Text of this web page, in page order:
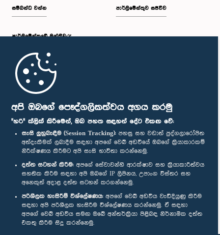
අපි ඔබගේ පෞද්ගලිකත්වය අගය කරමු
"හරි" ක්ලික් කිරීමෙන්, ඔබ පහත සඳහන් දේට එකඟ වේ:
සැසි ලුහුබැඳීම (Session Tracking): පහසු සහ වඩාත් පුද්ගලාරෝපිත
අත්දැකීමක් ලබාදීම සඳහා අපගේ වෙබ් අඩවියේ ඔබගේ ක්‍රියාකාරකම්
නිරීක්ෂණය කිරීමට අපි සැසි භාවිතා කරන්නෙමු.
දත්ත සටහන් කිරීම: අපගේ සේවාවන්හි ආරක්ෂාව සහ ක්‍රියාකාරීත්වය
සහතික කිරීම සඳහා අපි ඔබගේ IP ලිපිනය, උපාංග විස්තර සහ
අනෙකුත් අදාළ දත්ත සටහන් කරගන්නෙමු.
පරිශීලක හැසිරීම් විශ්ලේෂණය: අපගේ වෙබ් අඩවිය වැඩිදියුණු කිරීම
සඳහා අපි පරිශීලක හැසිරීම විශ්ලේෂණය කරන්නෙමු. ඒ සඳහා
අපගේ වෙබ් අඩවිය සමඟ ඔබේ අන්තර්ක්‍රියා පිළිබඳ නිර්නාමික දත්ත
එකතු කිරීම සිදු කරන්නෙමු.
සම්බන්ධ වන්න
පාර්ලි‌මේන්තුවේ මන්ත්‍රීවරු
මුල් පිටුව
පාර්ලිමේන්තුව සජීවීව
පාර්ලිමේන්තු ජංගම යෙදුම
අප හා සම්බන්ධ වී සිටින්න :
සම්මාන
පෞද්ගලිකත්ව ප්‍රතිපත්තිය